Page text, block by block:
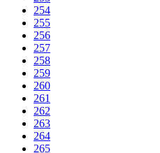
254
255
256
257
258
259
260
261
262
263
264
265